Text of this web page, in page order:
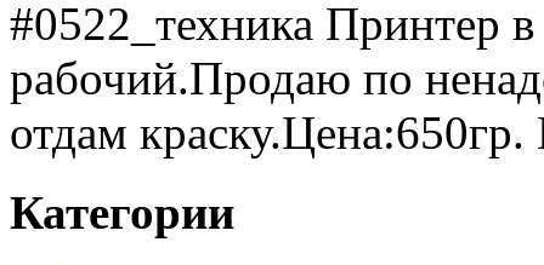
#0522_техника Принтер
рабочий.Продаю по
отдам краску.Цена:650гр.
Категории